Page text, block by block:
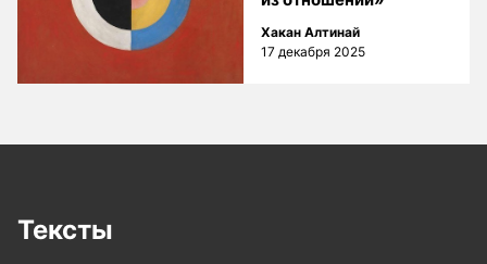
Хакан Алтинай
17 декабря 2025
Тексты